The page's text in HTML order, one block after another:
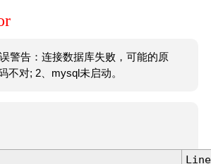
警告：连接数据库失败，可能的原
不对; 2、mysql未启动。
Line